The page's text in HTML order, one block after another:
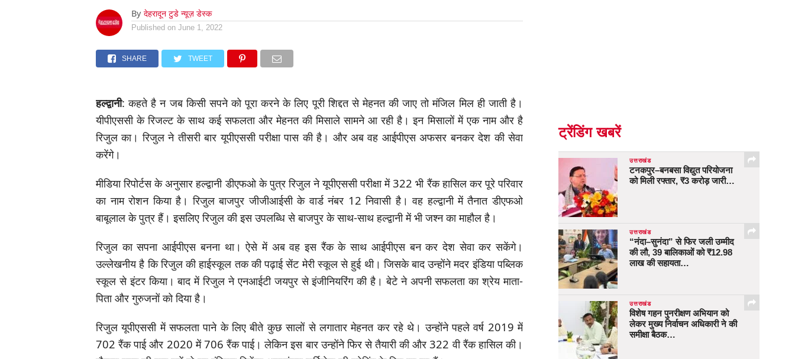
By देहरादून टुडे न्यूज़ डेस्क
Published on June 1, 2022
SHARE TWEET
हल्द्वानी: कहते है न जब किसी सपने को पूरा करने के लिए पूरी शिद्दत से मेहनत की जाए तो मंजिल मिल ही जाती है।
यीपीएससी के रिजल्ट के साथ कई सफलता और मेहनत की मिसाले सामने आ रही है। इन मिसालों में एक नाम और है
रिजुल का। रिजुल ने तीसरी बार यूपीएससी परीक्षा पास की है। और अब वह आईपीएस अफसर बनकर देश की सेवा
करेंगे।
मीडिया रिपोर्टस के अनुसार हल्द्वानी डीएफओ के पुत्र रिजुल ने यूपीएससी परीक्षा में 322 भी रैंक हासिल कर पूरे परिवार
का नाम रोशन किया है। रिजुल बाजपुर जीजीआईसी के वार्ड नंबर 12 निवासी है। वह हल्द्वानी में तैनात डीएफओ
बाबूलाल के पुत्र हैं। इसलिए रिजुल की इस उपलब्धि से बाजपुर के साथ-साथ हल्द्वानी में भी जश्न का माहौल है।
रिजुल का सपना आईपीएस बनना था। ऐसे में अब वह इस रैंक के साथ आईपीएस बन कर देश सेवा कर सकेंगे।
उल्लेखनीय है कि रिजुल की हाईस्कूल तक की पढ़ाई सेंट मेरी स्कूल से हुई थी। जिसके बाद उन्होंने मदर इंडिया पब्लिक
स्कूल से इंटर किया। बाद में रिजुल ने एनआईटी जयपुर से इंजीनियरिंग की है। बेटे ने अपनी सफलता का श्रेय माता-
पिता और गुरुजनों को दिया है।
रिजुल यूपीएससी में सफलता पाने के लिए बीते कुछ सालों से लगातार मेहनत कर रहे थे। उन्होंने पहले वर्ष 2019 में
702 रैंक पाई और 2020 में 706 रैंक पाई। लेकिन इस बार उन्होंने फिर से तैयारी की और 322 वी रैंक हासिल की।
ट्रेंडिंग खबरें
उत्तराखंड
टनकपुर–बनबसा विद्युत परियोजना
को मिली रफ्तार, ₹3 करोड़ जारी…
उत्तराखंड
“नंदा–सुनंदा” से फिर जली उम्मीद
की लौ, 39 बालिकाओं को ₹12.98
लाख की सहायता…
उत्तराखंड
विशेष गहन पुनरीक्षण अभियान को
लेकर मुख्य निर्वाचन अधिकारी ने की
समीक्षा बैठक…